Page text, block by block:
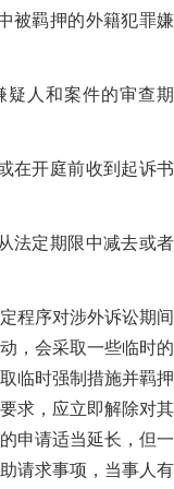
被羁押的外籍犯罪嫌
疑人和案件的审查期
在开庭前收到起诉书
法定期限中减去或者
程序对涉外诉讼期间
，会采取一些临时的
临时强制措施并羁押
求，应立即解除对其
申请适当延长，但一
请求事项，当事人有